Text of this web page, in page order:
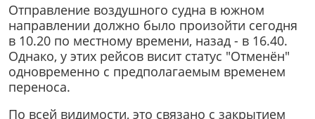
Отправление воздушного судна в южном
направлении должно было произойти сегодня
в 10.20 по местному времени, назад - в 16.40.
Однако, у этих рейсов висит статус "Отменён"
одновременно с предполагаемым временем
переноса.
По всей видимости, это связано с закрытием